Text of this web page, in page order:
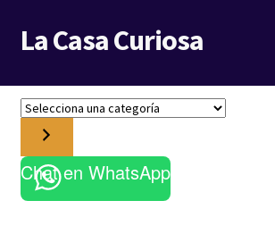
Ir
a
navegación
Ir
al
La Casa Curiosa
LIBRERÍA
BLOG
S
e
c
Chat en WhatsApp